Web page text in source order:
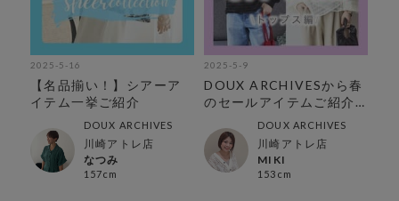
2025-5-16
【名品揃い！】シアーア
イテム一挙ご紹介
DOUX ARCHIVES
川崎アトレ店
なつみ
157cm
2025-5-9
DOUX ARCHIVESから春
のセールアイテムご紹介
【トップス編】DOUX ARCHIVES
川崎アトレ店
MIKI
153cm